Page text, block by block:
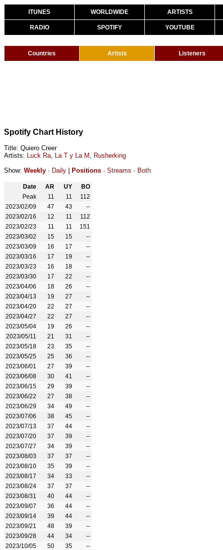
ITUNES WORLDWIDE ARTISTS
RADIO SPOTIFY YOUTUBE
Countries Artists Listeners
Spotify Chart History
Title: Quiero Creer
Artists: Luck Ra, La T y La M , Rusherking
Show: Weekly · Daily Positions · Streams · Both
Date AR UY
BO
Peak
11 11
112
2023/02/09
47 43
--
2023/02/16
12 11
112
2023/02/23
11 11
151
2023/03/02
15 15
--
2023/03/09
16 17
--
2023/03/16
17 19
--
2023/03/23
16 18
--
2023/03/30
17 22
--
2023/04/06
18 26
--
2023/04/13
19 27
--
2023/04/20
22 27
--
2023/04/27
22 27
--
2023/05/04
19 26
--
2023/05/11
21 31
--
2023/05/18
23 35
--
2023/05/25
25 36
--
2023/06/01
27 39
--
2023/06/08
30 41
--
2023/06/15
29 39
--
2023/06/22
27 38
--
2023/06/29
34 49
--
2023/07/06
38 45
--
2023/07/13
37 44
--
2023/07/20
37 39
--
2023/07/27
34 39
--
2023/08/03
37 37
--
2023/08/10
35 39
--
2023/08/17
34 33
--
2023/08/24
37 37
--
2023/08/31
40 44
--
2023/09/07
36 44
--
2023/09/14
39 44
--
2023/09/21
48 39
--
2023/09/28
44 34
--
2023/10/05
50 35
--